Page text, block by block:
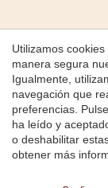
Utilizamos
manera segura
Igualmente,
navegación que
preferencias.
ha leído y
o deshabilitar
obtener más